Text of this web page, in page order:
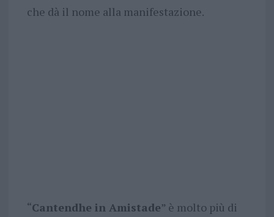
che dà il nome alla manifestazione.
“Cantendhe in Amistade” è molto più di